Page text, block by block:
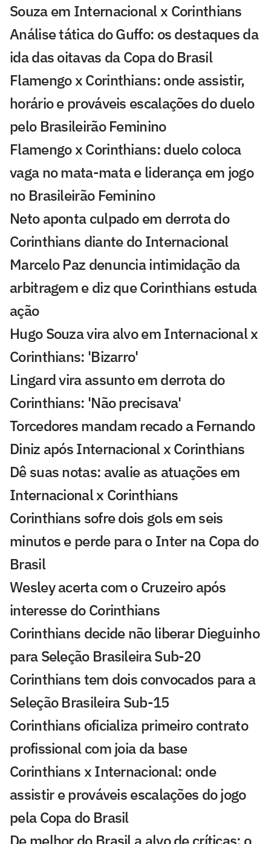
Souza em Internacional x Corinthians
Análise tática do Guffo: os destaques da
ida das oitavas da Copa do Brasil
Flamengo x Corinthians: onde assistir,
horário e prováveis escalações do duelo
pelo Brasileirão Feminino
Flamengo x Corinthians: duelo coloca
vaga no mata-mata e liderança em jogo
no Brasileirão Feminino
Neto aponta culpado em derrota do
Corinthians diante do Internacional
Marcelo Paz denuncia intimidação da
arbitragem e diz que Corinthians estuda
ação
Hugo Souza vira alvo em Internacional x
Corinthians: 'Bizarro'
Lingard vira assunto em derrota do
Corinthians: 'Não precisava'
Torcedores mandam recado a Fernando
Diniz após Internacional x Corinthians
Dê suas notas: avalie as atuações em
Internacional x Corinthians
Corinthians sofre dois gols em seis
minutos e perde para o Inter na Copa do
Brasil
Wesley acerta com o Cruzeiro após
interesse do Corinthians
Corinthians decide não liberar Dieguinho
para Seleção Brasileira Sub-20
Corinthians tem dois convocados para a
Seleção Brasileira Sub-15
Corinthians oficializa primeiro contrato
profissional com joia da base
Corinthians x Internacional: onde
assistir e prováveis escalações do jogo
pela Copa do Brasil
De melhor do Brasil a alvo de críticas: o